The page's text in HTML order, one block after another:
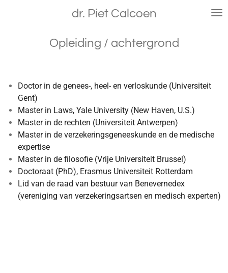
dr. Piet Calcoen
Opleiding / achtergrond
Doctor in de genees-, heel- en verloskunde (Universiteit
Gent)
Master in Laws, Yale University (New Haven, U.S.)
Master in de rechten (Universiteit Antwerpen)
Master in de verzekeringsgeneeskunde en de medische
expertise
Master in de filosofie (Vrije Universiteit Brussel)
Doctoraat (PhD), Erasmus Universiteit Rotterdam
Lid van de raad van bestuur van Benevernedex
(vereniging van verzekeringsartsen en medisch experten)